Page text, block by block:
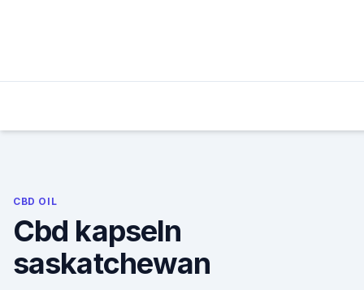
CBD OIL
Cbd kapseln
saskatchewan